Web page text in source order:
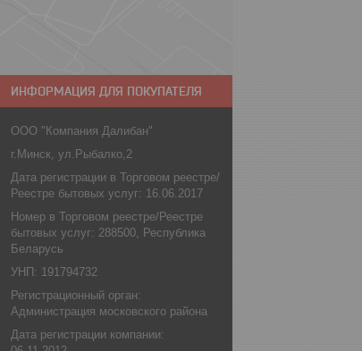
ИНФОРМАЦИЯ ДЛЯ ПОКУПАТЕЛЯ
ООО "Компания Далибан"
г.Минск, ул.Рыбалко,2
Дата регистрации в Торговом реестре/
Реестре бытовых услуг: 16.06.2017
Номер в Торговом реестре/Реестре
бытовых услуг: 288500, Республика
Беларусь
УНП: 191794732
Регистрационный орган:
Администрация московского района
Дата регистрации компании: